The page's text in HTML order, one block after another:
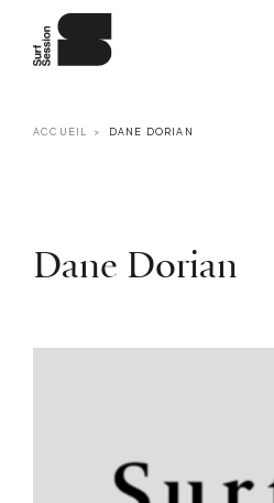
ACCUEIL DANE DORIAN
Dane Dorian